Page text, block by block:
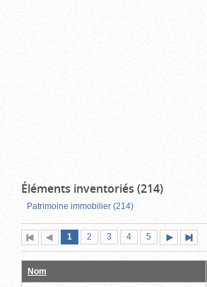
Éléments inventoriés (214)
Patrimoine immobilier (214)
Première
page
Page
précédente
Page
1 (page
actuelle)
Page
2 Page
3 Page
4 Page
5
suivante
page
Nom